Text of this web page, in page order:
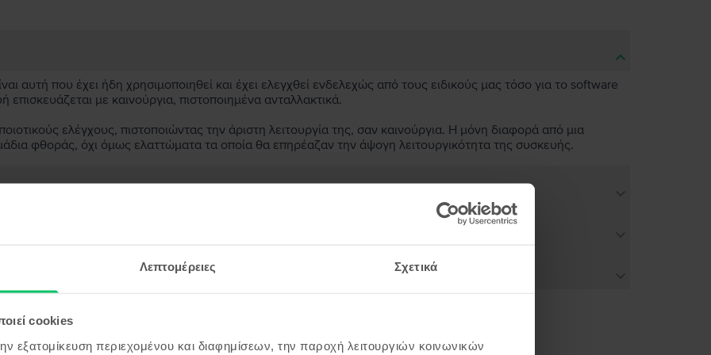
Λεπτομέρειες Σχετικά
cookies
εξατομίκευση περιεχομένου και διαφημίσεων, την παροχή λειτουργιών κοινωνικών
αυτή που έχει ήδη χρησιμοποιηθεί και έχει ελεγχθεί ενδελεχώς από τους ειδικούς μας τόσο για το software
με καινούργια, πιστοποιημένα ανταλλακτικά.
ελέγχους, πιστοποιώντας την άριστη λειτουργία της, σαν καινούργια. Η μόνη διαφορά από μια
φθοράς, όχι όμως ελαττώματα τα οποία θα επηρέαζαν την άψογη λειτουργικότητα της συσκευής.
συσκευή;